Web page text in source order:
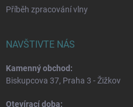
Příběh zpracování vlny
NAVŠTIVTE NÁS
Kamenný obchod:
Biskupcova 37, Praha 3 - Žižkov
Otevírací doba: